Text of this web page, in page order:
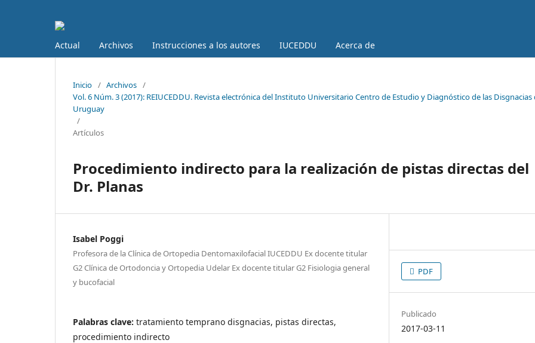
Actual Archivos Instrucciones a los autores IUCEDDU Acerca de
Inicio / Archivos /
Vol. 6 Núm. 3 (2017): REIUCEDDU. Revista electrónica del Instituto Universitario Centro de Estudio y Diagnóstico de las Disgnacias
Uruguay
/
Artículos
Procedimiento indirecto para la realización de pistas directas del
Dr. Planas
Isabel Poggi
Profesora de la Clínica de Ortopedia Dentomaxilofacial IUCEDDU Ex docente titular
G2 Clínica de Ortodoncia y Ortopedia Udelar Ex docente titular G2 Fisiologia general
y bucofacial
Palabras clave: tratamiento temprano disgnacias, pistas directas,
procedimiento indirecto
PDF
Publicado
2017-03-11